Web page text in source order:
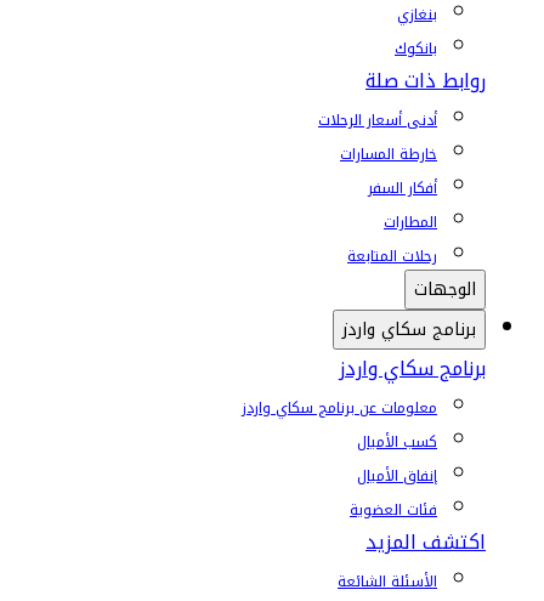
بنغازي
بانكوك
روابط ذات صلة
أدنى أسعار الرحلات
خارطة المسارات
أفكار السفر
المطارات
رحلات المتابعة
الوجهات
برنامج سكاي واردز
برنامج سكاي واردز
معلومات عن برنامج سكاي واردز
كسب الأميال
إنفاق الأميال
فئات العضوية
اكتشف المزيد
الأسئلة الشائعة